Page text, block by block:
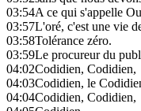
03:54A ce qui s'appelle
03:57L'oré, c'est une vie
03:58Tolérance zéro.
03:59Le procureur du
04:02Codidien, Codidien,
04:03Codidien, le
04:04Codidien, Codidien,